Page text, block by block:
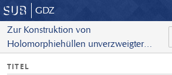
GDZ
Zur Konstruktion von
Holomorphiehüllen unverzweigter
I
TITEL